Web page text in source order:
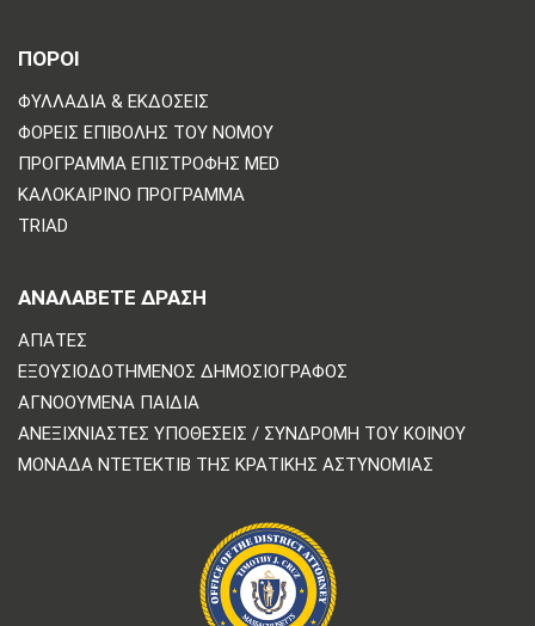
ΠΟΡΟΙ
ΦΥΛΛΆΔΙΑ & ΕΚΔΌΣΕΙΣ
ΦΟΡΕΊΣ ΕΠΙΒΟΛΉΣ ΤΟΥ ΝΌΜΟΥ
ΠΡΌΓΡΑΜΜΑ ΕΠΙΣΤΡΟΦΉΣ MED
ΚΑΛΟΚΑΙΡΙΝΌ ΠΡΌΓΡΑΜΜΑ
TRIAD
ΑΝΑΛΆΒΕΤΕ ΔΡΆΣΗ
ΑΠΆΤΕΣ
ΕΞΟΥΣΙΟΔΟΤΗΜΈΝΟΣ ΔΗΜΟΣΙΟΓΡΆΦΟΣ
ΑΓΝΟΟΎΜΕΝΑ ΠΑΙΔΙΆ
ΑΝΕΞΙΧΝΊΑΣΤΕΣ ΥΠΟΘΈΣΕΙΣ / ΣΥΝΔΡΟΜΉ ΤΟΥ ΚΟΙΝΟΎ
ΜΟΝΆΔΑ ΝΤΕΤΈΚΤΙΒ ΤΗΣ ΚΡΑΤΙΚΉΣ ΑΣΤΥΝΟΜΊΑΣ